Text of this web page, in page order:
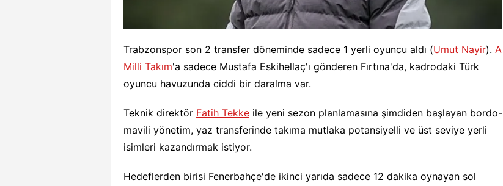
Trabzonspor son 2 transfer döneminde sadece 1 yerli oyuncu aldı (Umut Nayir). A
Milli Takım'a sadece Mustafa Eskihellaç'ı gönderen Fırtına'da, kadrodaki Türk
oyuncu havuzunda ciddi bir daralma var.
Teknik direktör Fatih Tekke ile yeni sezon planlamasına şimdiden başlayan bordo-
mavili yönetim, yaz transferinde takıma mutlaka potansiyelli ve üst seviye yerli
isimleri kazandırmak istiyor.
Hedeflerden birisi Fenerbahçe'de ikinci yarıda sadece 12 dakika oynayan sol